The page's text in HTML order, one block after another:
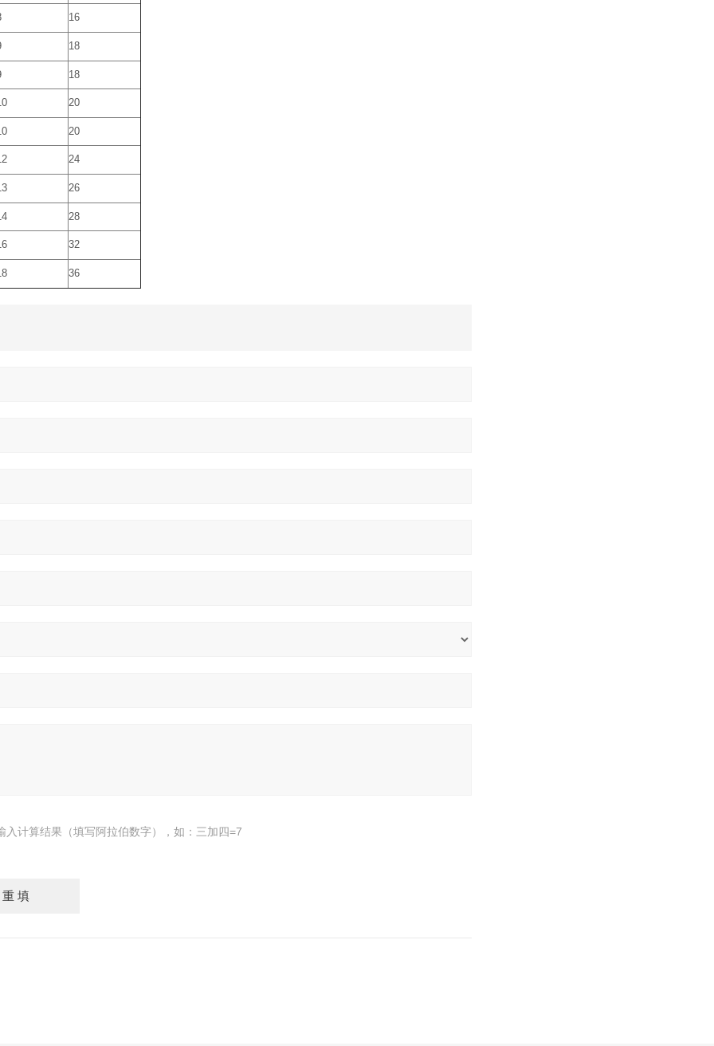
16
18
18
20
20
24
26
28
32
36
入计算结果（填写阿拉伯数字），如：三加四=7